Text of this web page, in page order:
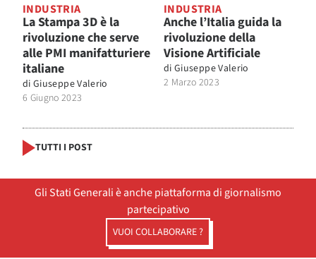
INDUSTRIA
La Stampa 3D è la
rivoluzione che serve
alle PMI manifatturiere
italiane
di Giuseppe Valerio
6 Giugno 2023
INDUSTRIA
Anche l’Italia guida la
rivoluzione della
Visione Artificiale
di Giuseppe Valerio
2 Marzo 2023
TUTTI I POST
Gli Stati Generali è anche piattaforma di giornalismo
partecipativo
VUOI COLLABORARE ?